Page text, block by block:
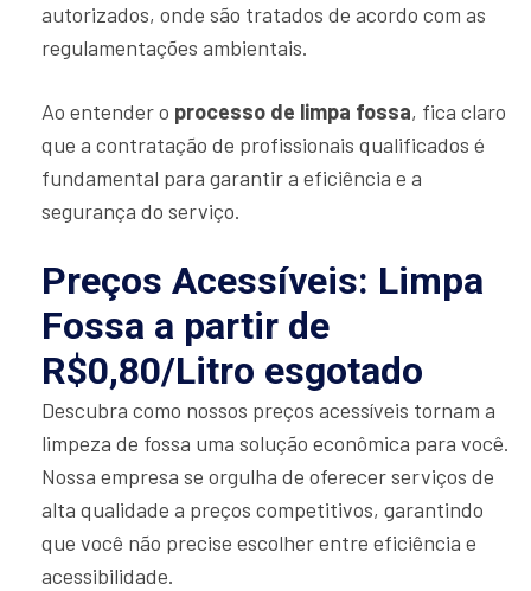
autorizados, onde são tratados de acordo com as
regulamentações ambientais.
Ao entender o processo de limpa fossa, fica claro
que a contratação de profissionais qualificados é
fundamental para garantir a eficiência e a
segurança do serviço.
Preços Acessíveis: Limpa
Fossa a partir de
R$0,80/Litro esgotado
Descubra como nossos preços acessíveis tornam a
limpeza de fossa uma solução econômica para você.
Nossa empresa se orgulha de oferecer serviços de
alta qualidade a preços competitivos, garantindo
que você não precise escolher entre eficiência e
acessibilidade.